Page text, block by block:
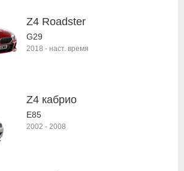
Z4 Roadster
G29
2018 - наст. время
Z4 кабрио
E85
2002 - 2008